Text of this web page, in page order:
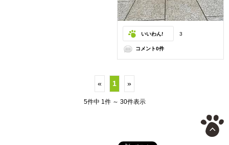
いいわん! 3
コメント0件
« 1 »
5件中 1件 ～ 30件表示